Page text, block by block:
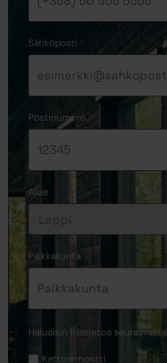
Sähköposti *
Postinumero *
Alue *
Paikkakunta
Haluaisin lisätietoa seuraavasta
Kattoremontti